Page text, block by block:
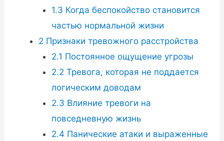
1.3 Когда беспокойство становится
частью нормальной жизни
2 Признаки тревожного расстройства
2.1 Постоянное ощущение угрозы
2.2 Тревога, которая не поддается
логическим доводам
2.3 Влияние тревоги на
повседневную жизнь
2.4 Панические атаки и выраженные